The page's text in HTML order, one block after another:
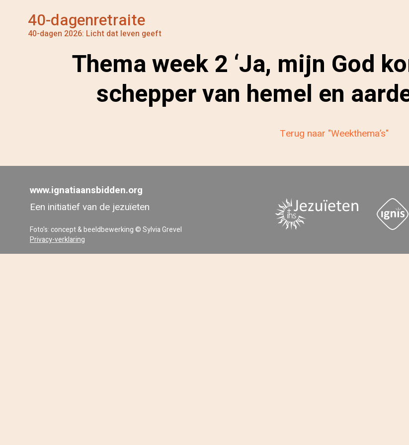
40-dagenretraite
40-dagen 2026: Licht dat leven geeft
Thema week 2 ‘Ja, mijn God
schepper van hemel en
Terug naar "Weekthema’s"
www.ignatiaansbidden.org
Een initiatief van de jezuïeten
Foto's: concept & beeldbewerking © Sylvia Grevel
Privacy-verklaring